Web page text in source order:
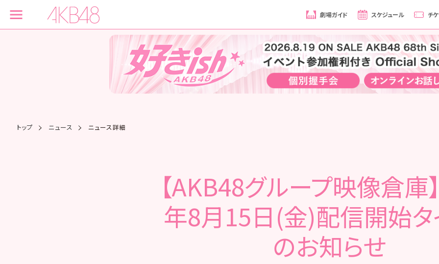
劇場ガイド スケジュール チ
トップ ニュース ニュース詳細
【AKB48グループ映像倉庫
年8月15日(金)配信開始タ
のお知らせ